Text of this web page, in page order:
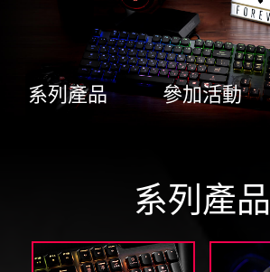
系列產品 參加活動
系列產品